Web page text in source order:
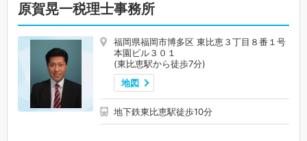
原賀晃一税理士事務所
福岡県福岡市博多区 東比恵３丁目８番１号
本園ビル３０１
(東比恵駅から徒歩7分)
地図
地下鉄東比恵駅徒歩10分